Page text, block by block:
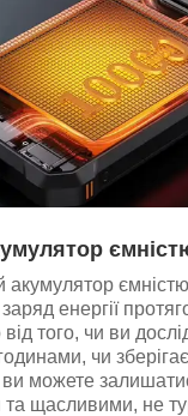
акумулятор
енергії
того, чи ви
чи
можете
щасливими, не